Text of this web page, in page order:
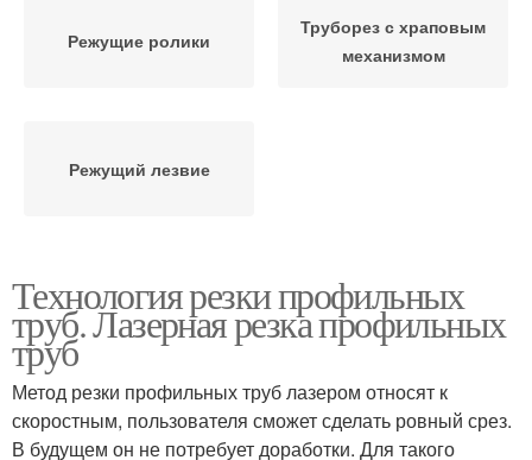
Режущие ролики
Труборез с храповым
механизмом
Режущий лезвие
Технология резки профильных
труб. Лазерная резка профильных
труб
Метод резки профильных труб лазером относят к
скоростным, пользователя сможет сделать ровный срез.
В будущем он не потребует доработки. Для такого